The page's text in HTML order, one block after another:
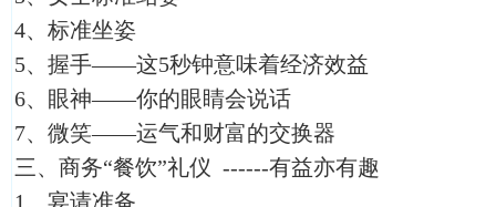
4、标准坐姿
5、握手――这5秒钟意味着经济效益
6、眼神――你的眼睛会说话
7、微笑――运气和财富的交换器
三、商务“餐饮”礼仪 ------有益亦有趣
1、宴请准备